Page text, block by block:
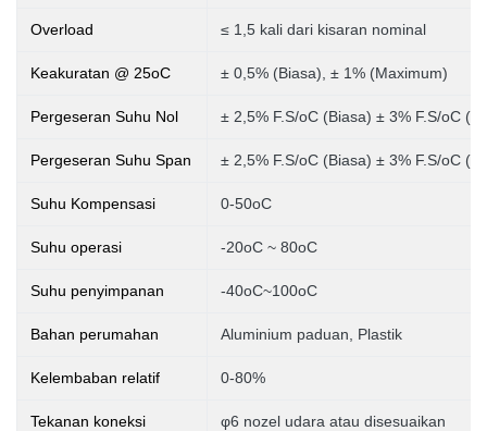
Overload ≤ 1,5 kali dari kisaran nominal
Keakuratan @ 25oC ± 0,5% (Biasa), ± 1% (Maximum)
Pergeseran Suhu Nol ± 2,5% F.S/oC (Biasa) ± 3% F.S/oC
Pergeseran Suhu Span ± 2,5% F.S/oC (Biasa) ± 3% F.S/oC
Suhu Kompensasi 0-50oC
Suhu operasi -20oC ~ 80oC
Suhu penyimpanan -40oC~100oC
Bahan perumahan Aluminium paduan, Plastik
Kelembaban relatif 0-80%
Tekanan koneksi φ6 nozel udara atau disesuaikan